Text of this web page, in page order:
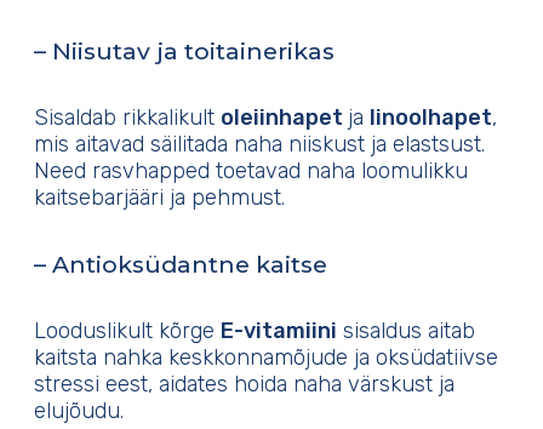
– Niisutav ja toitainerikas
Sisaldab rikkalikult oleiinhapet ja linoolhapet,
mis aitavad säilitada naha niiskust ja elastsust.
Need rasvhapped toetavad naha loomulikku
kaitsebarjääri ja pehmust.
– Antioksüdantne kaitse
Looduslikult kõrge E-vitamiini sisaldus aitab
kaitsta nahka keskkonnamõjude ja oksüdatiivse
stressi eest, aidates hoida naha värskust ja
elujõudu.